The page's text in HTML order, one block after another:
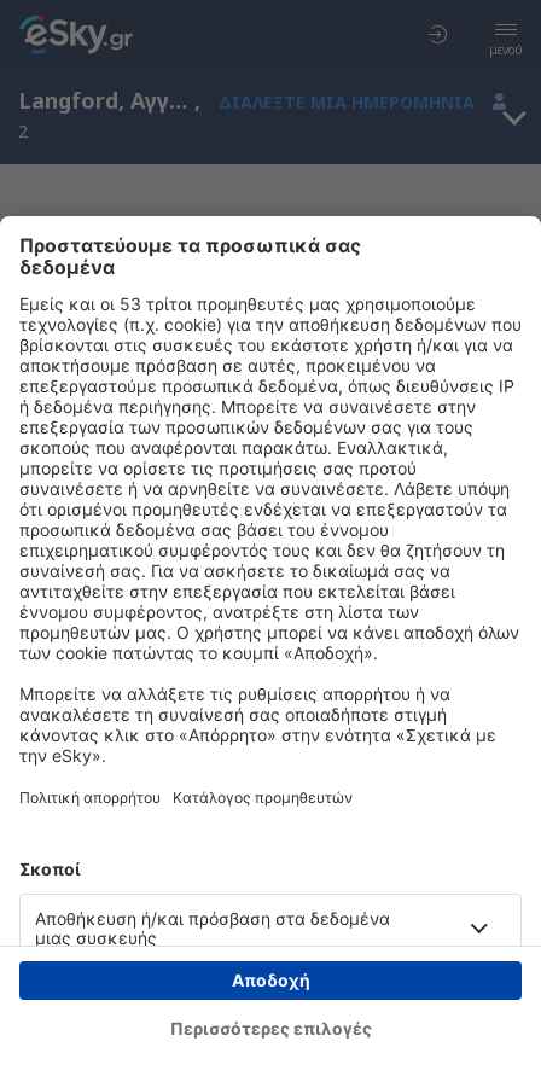
μενού
Langford, Αγγλία, Ηνωμένο Βασίλειο ,
ΔΙΑΛΈΞΤΕ ΜΙΑ ΗΜΕΡΟΜΗΝΊΑ
2
Μας συγχωρείτε, δεν υπάρχουν
αποτελέσματα για την αναζήτησή σας
Προσπαθήστε να κάνετε αναζήτηση με διαφορετικά κριτήρια
Copyright © eSky.gr. Με την επιφύλαξη παντός νομίμου δικαιώματος.